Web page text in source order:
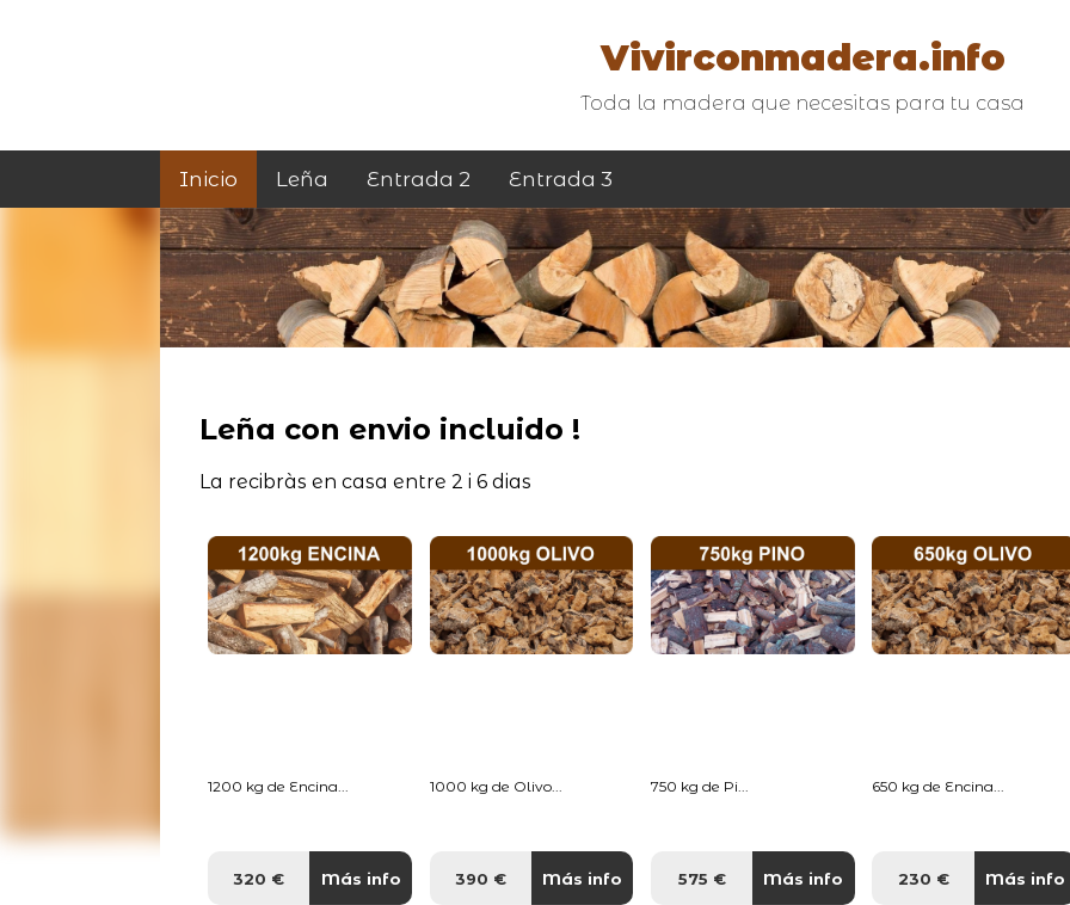
Vivirconmadera.info
Toda la madera que necesitas para tu casa
Inicio Leña Entrada 2 Entrada 3
Leña con envio incluido !
La recibràs en casa entre 2 i 6 dias
1200 kg de Encina...
320 € Más info
1000 kg de Olivo...
390 € Más info
750 kg de Pi...
575 € Más info
650 kg de Encina...
230 € Más info